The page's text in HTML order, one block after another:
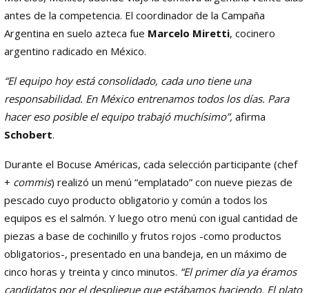
antes de la competencia. El coordinador de la Campaña
Argentina en suelo azteca fue Marcelo Miretti, cocinero
argentino radicado en México.
“El equipo hoy está consolidado, cada uno tiene una
responsabilidad. En México entrenamos todos los días. Para
hacer eso posible el equipo trabajó muchísimo”, afirma
Schobert.
Durante el Bocuse Américas, cada selección participante (chef
+ commis) realizó un menú “emplatado” con nueve piezas de
pescado cuyo producto obligatorio y común a todos los
equipos es el salmón. Y luego otro menú con igual cantidad de
piezas a base de cochinillo y frutos rojos -como productos
obligatorios-, presentado en una bandeja, en un máximo de
cinco horas y treinta y cinco minutos. “El primer día ya éramos
candidatos por el despliegue que estábamos haciendo. El plato